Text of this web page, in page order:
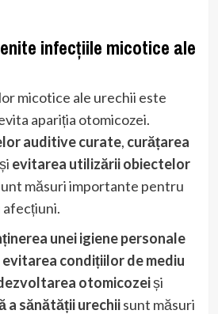
infecțiile micotice ale
micotice ale urechii este
apariția otomicozei.
auditive curate, curățarea
evitarea utilizării obiectelor
măsuri importante pentru
unei igiene personale
evitarea condițiilor de mediu
otomicozeiși
a sănătății urechiisunt măsuri